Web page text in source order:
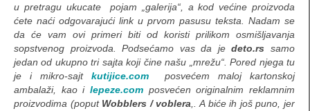
pillow-box (L4) za nakit
belgijske kutijice za nakit
originalne kutije za nakit
Bombonjera kutije
u pretragu ukucate pojam „galerija“, a kod većine proizvoda
ćete naći odgovarajući link u prvom pasusu teksta. Nadam se
da će vam ovi primeri biti od koristi prilikom osmišljavanja
sopstvenog proizvoda. Podsećamo vas da jedeto.rs samo
jedan od ukupno tri sajta koji čine našu „mrežu“. Pored njega tu
je i mikro-sajt kutijice.composvećem maloj kartonskoj
ambalaži, kao i lepeze.com posvećen originalnim reklamnim
proizvodima (poput Wobblers / voblera,. A biće ih još puno, jer